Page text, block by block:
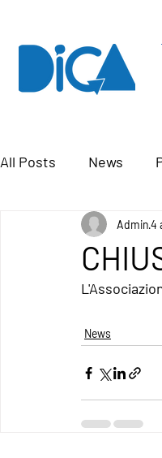
All Posts News
Admin4
News